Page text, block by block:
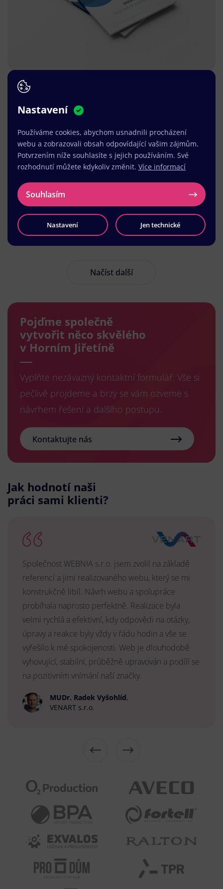
Načíst další
Pojďme společně
vytvořit něco skvělého
v Horním Jiřetíně
Vyplňte nezávazný kontaktní formulář. Vše si
pečlivě projdeme a brzy se vám ozveme s
návrhem řešení a dalšího postupu.
Kontaktujte nás
Jak hodnotí naši
práci sami klienti?
Společnost WEBNIA s.r.o. jsem zvolil na základě
referencí a jimi realizovaného webu, který se mi
konstrukčně libíl. Návrh webu a spolupráce
probíhala naprosto perfektně. Realizace byla
velmi rychlá a efektivní, kdy odpovědi na otázky,
úpravy a reakce byly vždy v řádu hodin a vše se
vyřešilo k mé spokojenosti. Web je dlouhodobě
vyhovující, stabilní, průběžně upravován a podílí se
na pozitivním vnímání naší značky.
MUDr. Radek Vyšohlíd,
VENART s.r.o.
Nastavení
Používáme cookies, abychom usnadnili procházení
webu a zobrazovali obsah odpovídající vašim zájmům.
Potvrzením níže souhlasíte s jejich používáním. Své
rozhodnutí můžete kdykoliv změnit. Více informací
Souhlasím
Nastavení Jen technické